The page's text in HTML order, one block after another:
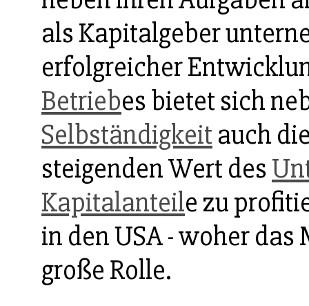
als Kapitalgeber
erfolgreicher
Betriebes bietet sich
Selbständigkeit auch
steigenden Wert des
Kapitalanteile zu
in den USA - woher
große Rolle.